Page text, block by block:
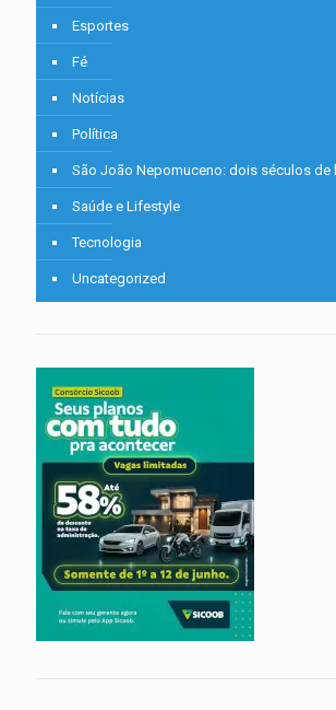
Esportes
Fé
Notícias
Política
São João Nepomuceno: dois séculos de
Saúde e Lifestyle
Tecnologia
Uncategorized